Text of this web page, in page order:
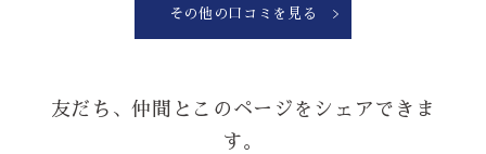
PS.ポールも一緒に注文するとさらに◎
★★★★★
その他の口コミを見る
友だち、仲間とこのページをシェアできま
す。